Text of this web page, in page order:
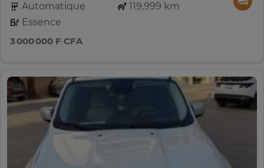
Automatique
119,999 km
Essence
3 000 000 F CFA